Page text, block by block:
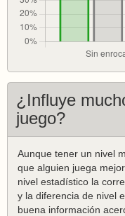
¿Influye
juego?
Aunque tener un nivel
que alguien juega
nivel estadístico la
y la diferencia de nivel
buena información